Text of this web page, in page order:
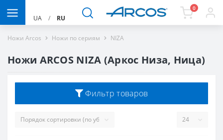
UA / RU
0
Ножи Arcos Ножи по сериям NIZA
Ножи ARCOS NIZA (Аркос Низа, Ница)
Фильтр товаров